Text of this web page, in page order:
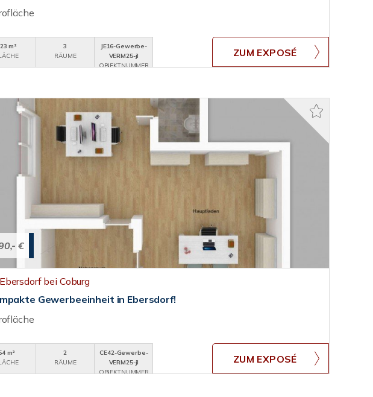
m²
3
RÄUME
JE16-Gewerbe-
VERM25-jl
OBJEKTNUMMER
ZUM EXPOSÉ
€
Ebersdorf bei Coburg
Gewerbeeinheit in Ebersdorf!
m²
2
RÄUME
CE42-Gewerbe-
VERM25-jl
OBJEKTNUMMER
ZUM EXPOSÉ